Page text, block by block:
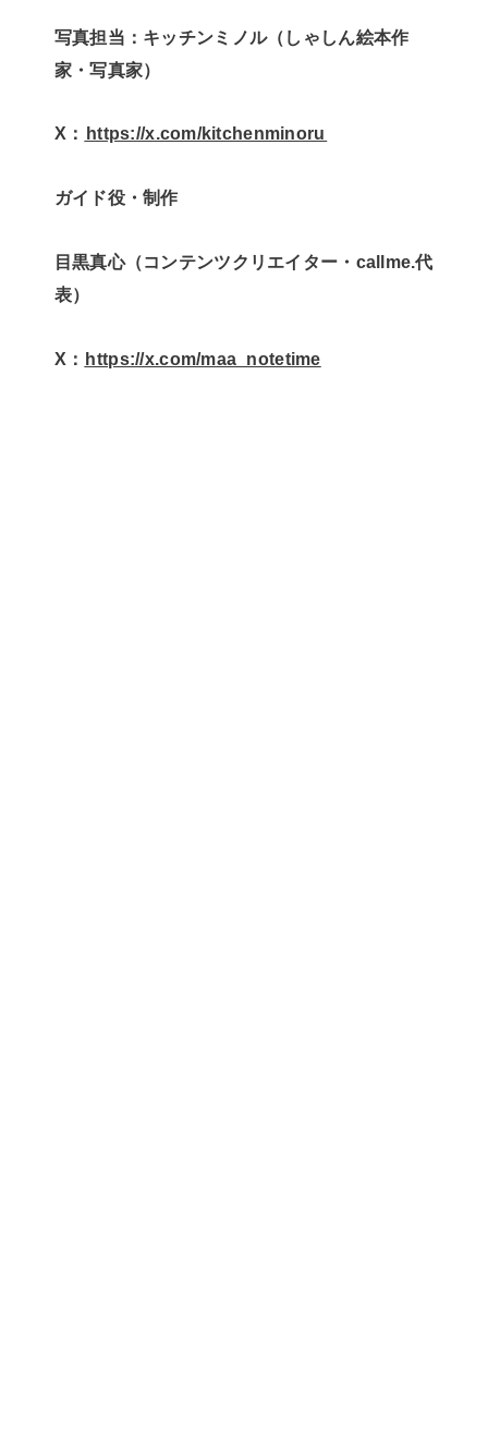
写真担当：キッチンミノル（しゃしん絵本作
家・写真家）
X： ⁠⁠⁠⁠⁠⁠https://x.com/kitchenminoru⁠⁠⁠⁠⁠⁠
ガイド役・制作
目黒真心（コンテンツクリエイター・callme.代
表）
X： ⁠⁠⁠⁠https://x.com/maa_notetime